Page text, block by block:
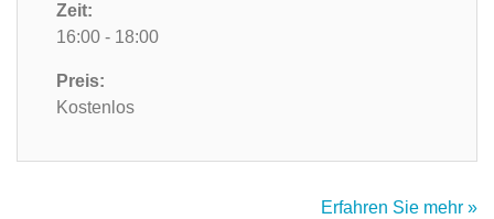
Zeit:
16:00 - 18:00
Preis:
Kostenlos
Erfahren Sie mehr »